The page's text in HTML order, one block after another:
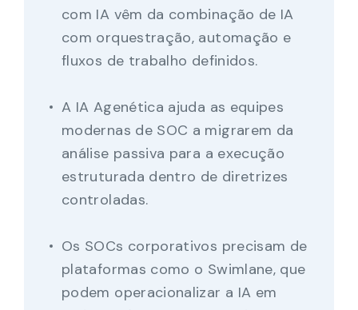
com IA vêm da combinação de IA
com orquestração, automação e
fluxos de trabalho definidos.
A IA Agenética ajuda as equipes
modernas de SOC a migrarem da
análise passiva para a execução
estruturada dentro de diretrizes
controladas.
Os SOCs corporativos precisam de
plataformas como o Swimlane, que
podem operacionalizar a IA em